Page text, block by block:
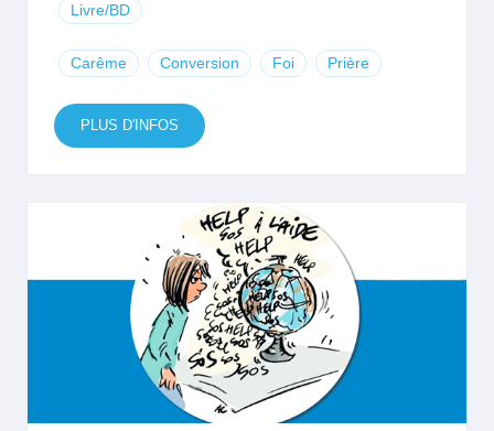
Livre/BD
Carême Conversion Foi Prière
PLUS D'INFOS